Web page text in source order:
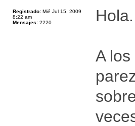
Registrado: Mié Jul 15, 2009
8:22 am
Mensajes: 2220 Hola.
A